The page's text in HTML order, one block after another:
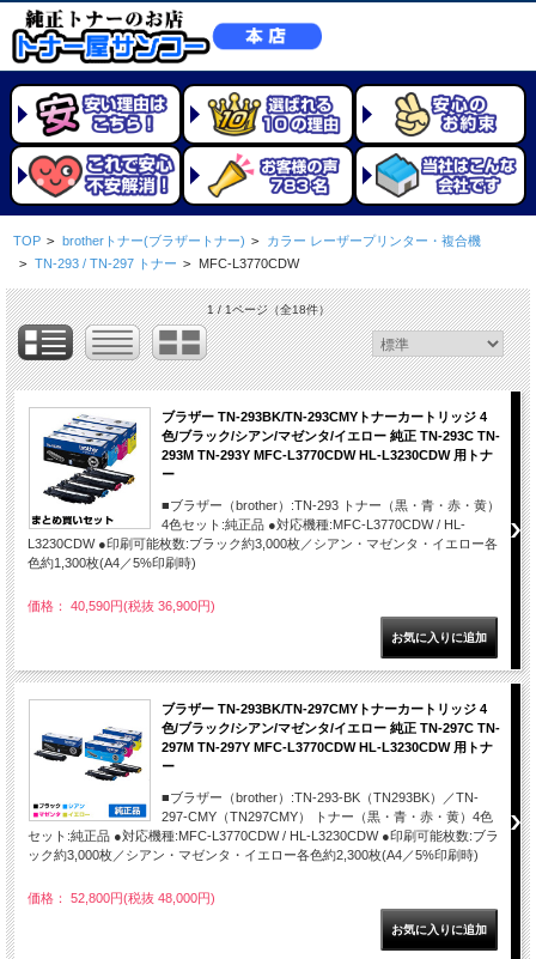
TOP > brotherトナー(ブラザートナー) > カラー レーザープリンター・複合機
> TN-293 / TN-297 トナー > MFC-L3770CDW
1 / 1ページ（全18件）
ブラザー TN-293BK/TN-293CMYトナーカートリッジ 4
色/ブラック/シアン/マゼンタ/イエロー 純正 TN-293C TN-
293M TN-293Y MFC-L3770CDW HL-L3230CDW 用トナ
ー
■ブラザー（brother）:TN-293 トナー（黒・青・赤・黄）
4色セット:純正品 ●対応機種:MFC-L3770CDW / HL-
L3230CDW ●印刷可能枚数:ブラック約3,000枚／シアン・マゼンタ・イエロー各
色約1,300枚(A4／5%印刷時)
価格： 40,590円(税抜 36,900円)
ブラザー TN-293BK/TN-297CMYトナーカートリッジ 4
色/ブラック/シアン/マゼンタ/イエロー 純正 TN-297C TN-
297M TN-297Y MFC-L3770CDW HL-L3230CDW 用トナ
ー
■ブラザー（brother）:TN-293-BK（TN293BK）／TN-
297-CMY（TN297CMY） トナー（黒・青・赤・黄）4色
セット:純正品 ●対応機種:MFC-L3770CDW / HL-L3230CDW ●印刷可能枚数:ブラ
ック約3,000枚／シアン・マゼンタ・イエロー各色約2,300枚(A4／5%印刷時)
価格： 52,800円(税抜 48,000円)